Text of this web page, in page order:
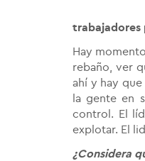
trabajadores
Hay
rebaño, ver
ahí y hay
la gente en
control. El
explotar. El
¿Considera